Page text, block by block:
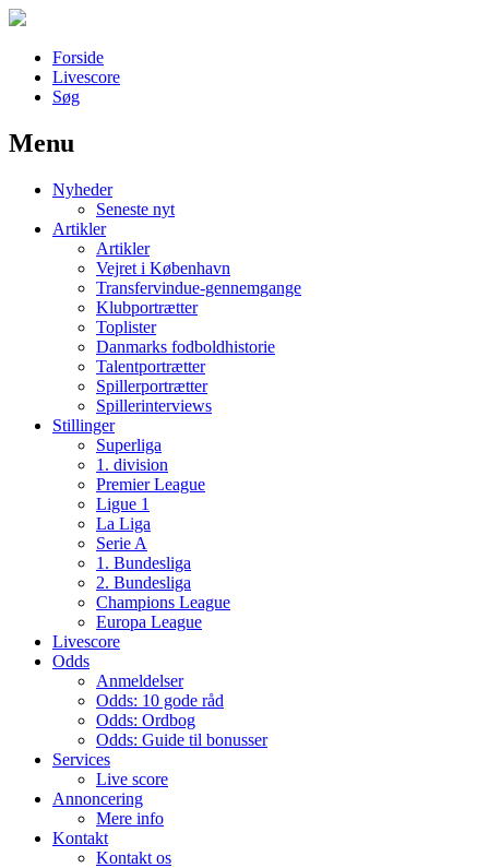
Forside
Livescore
Søg
Наши партнеры
лучшие займы
Menu
Nyheder
Seneste nyt
Artikler
Artikler
Vejret i København
Transfervindue-gennemgange
Klubportrætter
Toplister
Danmarks fodboldhistorie
Talentportrætter
Spillerportrætter
Spillerinterviews
Stillinger
Superliga
1. division
Premier League
Ligue 1
La Liga
Serie A
1. Bundesliga
2. Bundesliga
Champions League
Europa League
Livescore
Odds
Anmeldelser
Odds: 10 gode råd
Odds: Ordbog
Odds: Guide til bonusser
Services
Live score
Annoncering
Mere info
Kontakt
Kontakt os